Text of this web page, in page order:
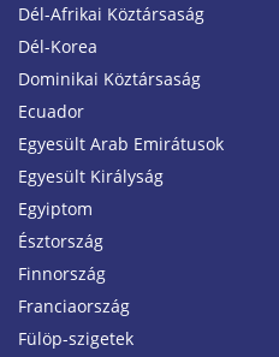
Dél-Afrikai Köztársaság
Dél-Korea
Dominikai Köztársaság
Ecuador
Egyesült Arab Emirátusok
Egyesült Királyság
Egyiptom
Észtország
Finnország
Franciaország
Fülöp-szigetek